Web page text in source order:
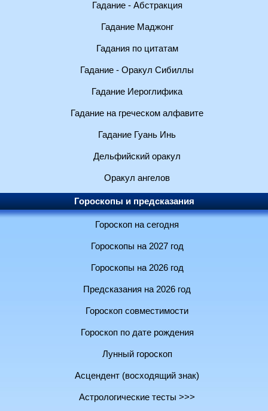
Гадание - Абстракция
Гадание Маджонг
Гадания по цитатам
Гадание - Оракул Сибиллы
Гадание Иероглифика
Гадание на греческом алфавите
Гадание Гуань Инь
Дельфийский оракул
Оракул ангелов
Гороскопы и предсказания
Гороскоп на сегодня
Гороскопы на 2027 год
Гороскопы на 2026 год
Предсказания на 2026 год
Гороскоп совместимости
Гороскоп по дате рождения
Лунный гороскоп
Асцендент (восходящий знак)
Астрологические тесты >>>